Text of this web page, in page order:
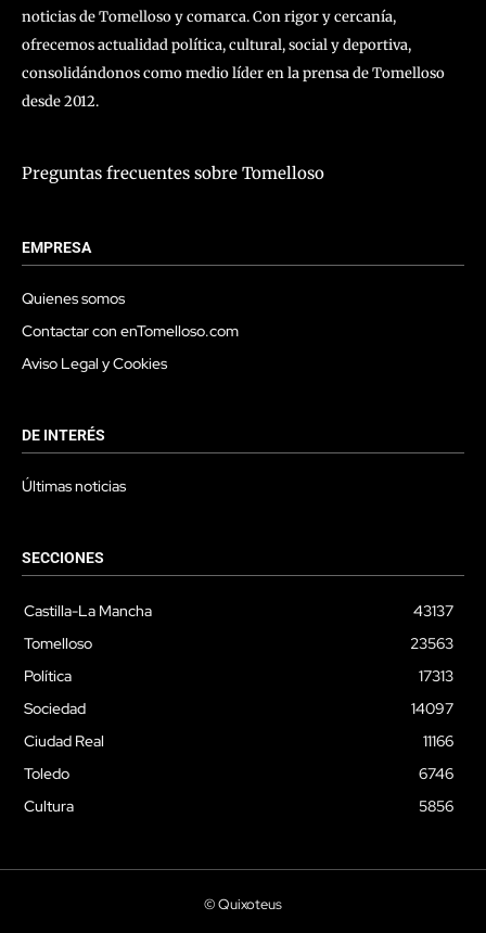
noticias de Tomelloso y comarca. Con rigor y cercanía,
ofrecemos actualidad política, cultural, social y deportiva,
consolidándonos como medio líder en la prensa de Tomelloso
desde 2012.
Preguntas frecuentes sobre Tomelloso
EMPRESA
Quienes somos
Contactar con enTomelloso.com
Aviso Legal y Cookies
DE INTERÉS
Últimas noticias
SECCIONES
Castilla-La Mancha
43137
Tomelloso
23563
Política
17313
Sociedad
14097
Ciudad Real
11166
Toledo
6746
Cultura
5856
© Quixoteus